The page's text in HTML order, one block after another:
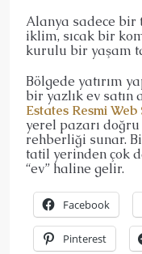
Alanya sadece bir
iklim, sıcak bir
kurulu bir yaşam
Bölgede yatırım
bir yazlık ev satın
Estates Resmi Web
yerel pazarı
rehberliği sunar.
tatil yerinden çok
“ev” haline gelir.
Facebook
Pinterest